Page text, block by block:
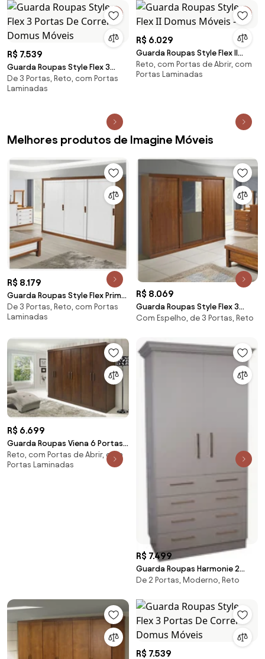
R$ 7.539
Guarda Roupas Style Flex 3
Portas De Correr Domus
Móveis
De 3 Portas, Reto, com Portas
Laminadas
R$ 6.029
Guarda Roupas Style Flex II
Domus Móveis -
Reto, com Portas de Abrir, com
Portas Laminadas
Melhores produtos de Imagine Móveis
R$ 8.179
Guarda Roupas Style Flex Prime
3 Portas De Correr Domus
Móveis
De 3 Portas, Reto, com Portas
Laminadas
R$ 8.069
Guarda Roupas Style Flex 3
Portas De Correr Com Espelho
Com Espelho, de 3 Portas, Reto
R$ 6.699
Guarda Roupas Viena 6 Portas
Domus Móveis
Reto, com Portas de Abrir, com
Portas Laminadas
R$ 7.499
Guarda Roupas Harmonie 2
Portas Kleiner Schein -
De 2 Portas, Moderno, Reto
R$ 7.539